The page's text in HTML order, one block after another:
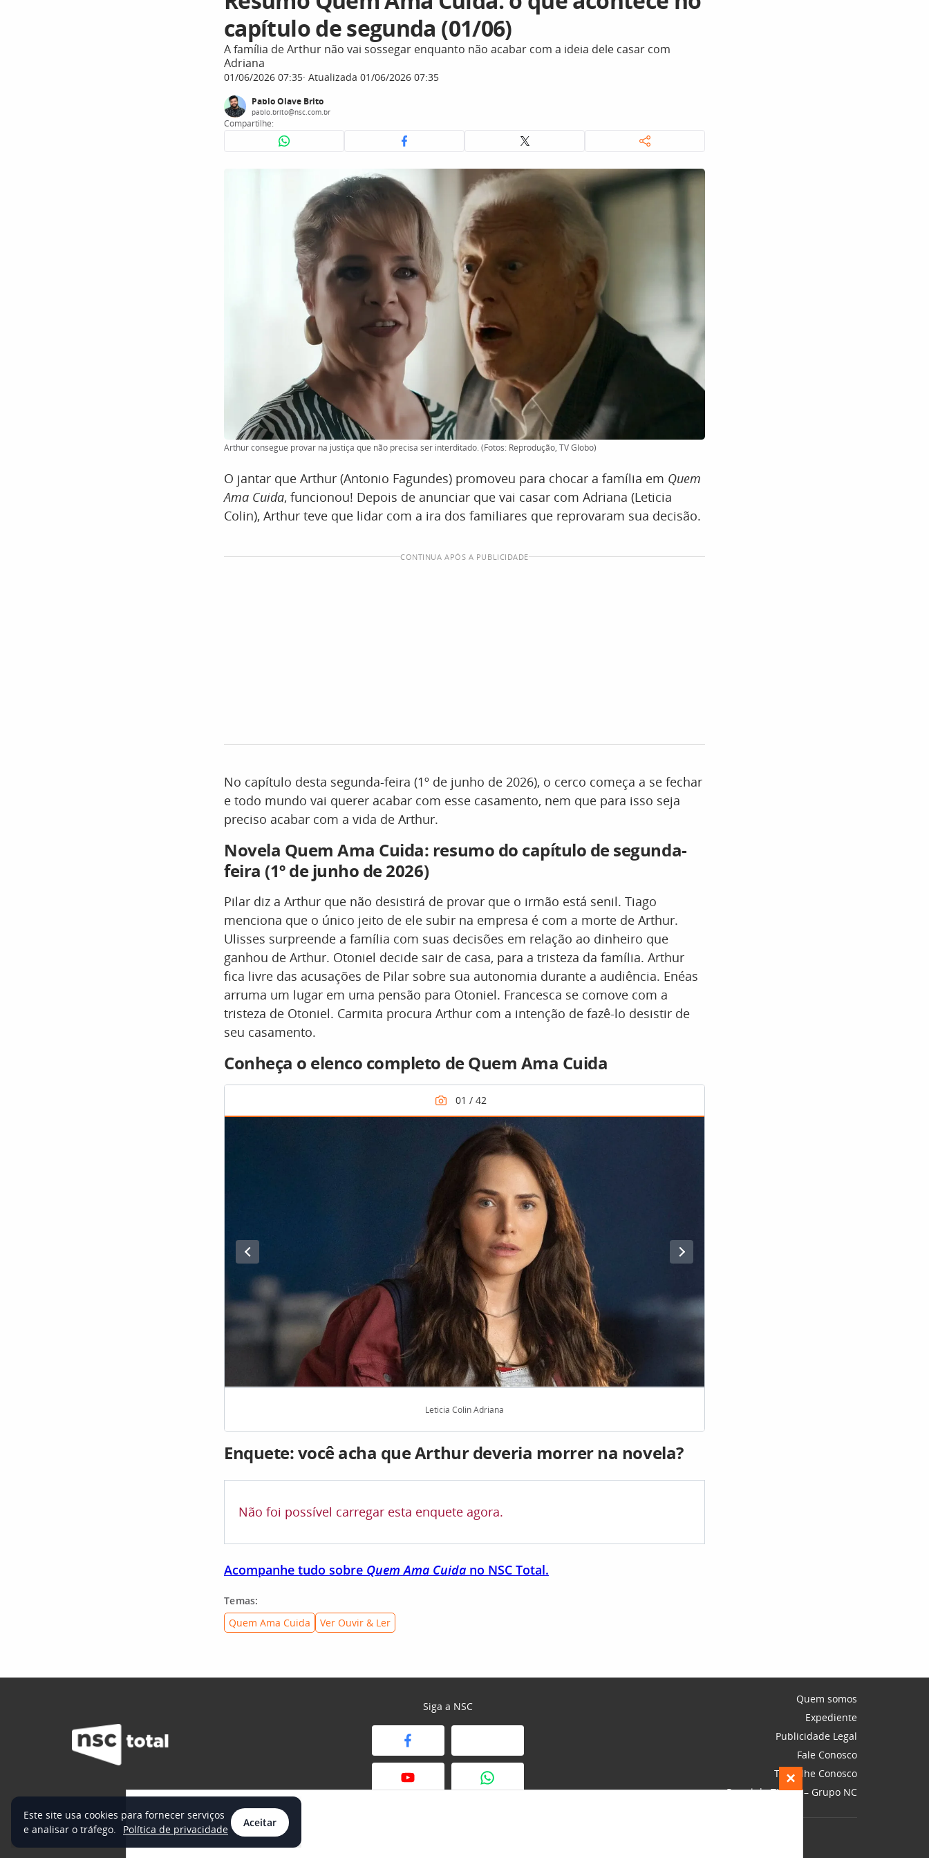
capítulo de segunda (01/06)
A família de Arthur não vai sossegar enquanto não acabar com a ideia dele casar com
Adriana
01/06/2026 07:35 Atualizada 01/06/2026 07:35
Pablo Olave Brito
pablo.brito@nsc.com.br
Compartilhe:
Arthur consegue provar na justiça que não precisa ser interditado. (Fotos: Reprodução, TV Globo)
O jantar que Arthur (Antonio Fagundes) promoveu para chocar a família em Quem
Ama Cuida, funcionou! Depois de anunciar que vai casar com Adriana (Leticia
Colin), Arthur teve que lidar com a ira dos familiares que reprovaram sua decisão.
CONTINUA APÓS A PUBLICIDADE
No capítulo desta segunda-feira (1º de junho de 2026), o cerco começa a se fechar
e todo mundo vai querer acabar com esse casamento, nem que para isso seja
preciso acabar com a vida de Arthur.
Novela Quem Ama Cuida: resumo do capítulo de segunda-
feira (1º de junho de 2026)
Pilar diz a Arthur que não desistirá de provar que o irmão está senil. Tiago
menciona que o único jeito de ele subir na empresa é com a morte de Arthur.
Ulisses surpreende a família com suas decisões em relação ao dinheiro que
ganhou de Arthur. Otoniel decide sair de casa, para a tristeza da família. Arthur
fica livre das acusações de Pilar sobre sua autonomia durante a audiência. Enéas
arruma um lugar em uma pensão para Otoniel. Francesca se comove com a
tristeza de Otoniel. Carmita procura Arthur com a intenção de fazê-lo desistir de
seu casamento.
Conheça o elenco completo de Quem Ama Cuida
Leticia Colin Adriana
Enquete: você acha que Arthur deveria morrer na novela?
Não foi possível carregar esta enquete agora.
Acompanhe tudo sobre Quem Ama Cuida no NSC Total.
Temas:
Quem Ama Cuida
Ver Ouvir & Ler
Siga a NSC
Quem somos
Expediente
Publicidade Legal
Fale Conosco
Trabalhe Conosco
Portal do Titular – Grupo NC
×
Este site usa cookies para fornecer serviços
e analisar o tráfego.
Política de privacidade
Aceitar